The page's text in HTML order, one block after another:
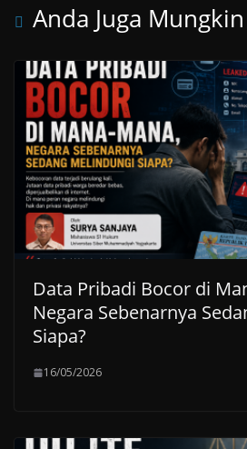
Anda Juga
Data Pribadi Bocor di
Negara Sebenarnya
Siapa?
16/05/2026